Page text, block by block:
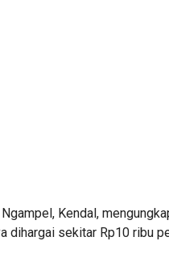
Kendal,
dihargai sekitar Rp10 ribu